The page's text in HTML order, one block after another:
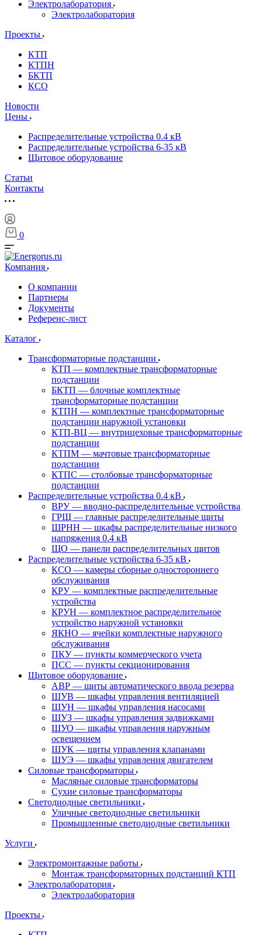
Электролаборатория
Электролаборатория
Проекты
КТП
КТПН
БКТП
КСО
Новости
Цены
Распределительные устройства 0.4 кВ
Распределительные устройства 6-35 кВ
Щитовое оборудование
Статьи
Контакты
0
Компания
О компании
Партнеры
Документы
Референс-лист
Каталог
Трансформаторные подстанции
КТП — комплектные трансформаторные
подстанции
БКТП — блочные комплектные
трансформаторные подстанции
КТПН — комплектные трансформаторные
подстанции наружной установки
КТП-ВЦ — внутрицеховые трансформаторные
подстанции
КТПМ — мачтовые трансформаторные
подстанции
КТПС — столбовые трансформаторные
подстанции
Распределительные устройства 0.4 кВ
ВРУ — вводно-распределительные устройства
ГРЩ — главные распределительные щиты
ШРНН — шкафы распределительные низкого
напряжения 0.4 кВ
ЩО — панели распределительных щитов
Распределительные устройства 6-35 кВ
КСО — камеры сборные одностороннего
обслуживания
КРУ — комплектные распределительные
устройства
КРУН — комплектное распределительное
устройство наружной установки
ЯКНО — ячейки комплектные наружного
обслуживания
ПКУ — пункты коммерческого учета
ПСС — пункты секционирования
Щитовое оборудование
АВР — щиты автоматического ввода резерва
ШУВ — шкафы управления вентиляцией
ШУН — шкафы управления насосами
ШУЗ — шкафы управления задвижками
ШУО — шкафы управления наружным
освещением
ШУК — щиты управления клапанами
ШУЭ — шкафы управления двигателем
Силовые трансформаторы
Масляные силовые трансформаторы
Сухие силовые трансформаторы
Светодиодные светильники
Уличные светодиодные светильники
Промышленные светодиодные светильники
Услуги
Электромонтажные работы
Монтаж трансформаторных подстанций КТП
Электролаборатория
Электролаборатория
Проекты